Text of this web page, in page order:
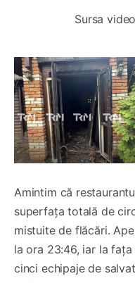
Sursa
Amintim că
superfața totală de
mistuite de flăcări.
la ora 23:46, iar la
cinci echipaje de